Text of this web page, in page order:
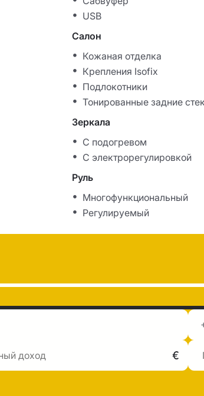
USB
Салон
Кожаная отделка
Крепления Isofix
Подлокотники
Тонированные задние
Зеркала
С подогревом
С электрорегулировкой
Руль
Многофункциональный
Регулируемый